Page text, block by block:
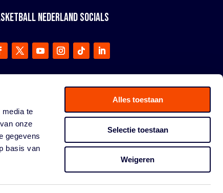
te
onze
gegevens
basis van
Alles toestaan
Selectie toestaan
Weigeren
NEDERLAND SOCIALS